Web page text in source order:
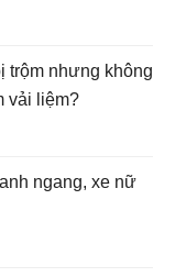
trộm nhưng không
vải liệm?
ngang, xe nữ